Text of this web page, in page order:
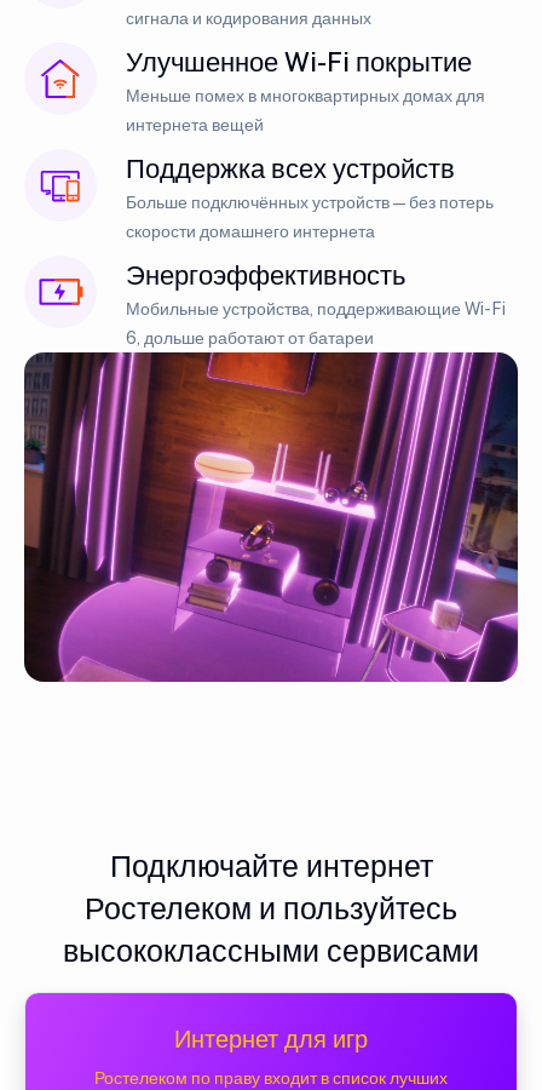
сигнала и кодирования данных
Улучшенное Wi-Fi покрытие
Меньше помех в многоквартирных домах для
интернета вещей
Поддержка всех устройств
Больше подключённых устройств — без потерь
скорости домашнего интернета
Энергоэффективность
Мобильные устройства, поддерживающие Wi-Fi
6, дольше работают от батареи
Подключайте интернет
Ростелеком и пользуйтесь
высококлассными сервисами
Интернет для игр
Ростелеком по праву входит в список лучших